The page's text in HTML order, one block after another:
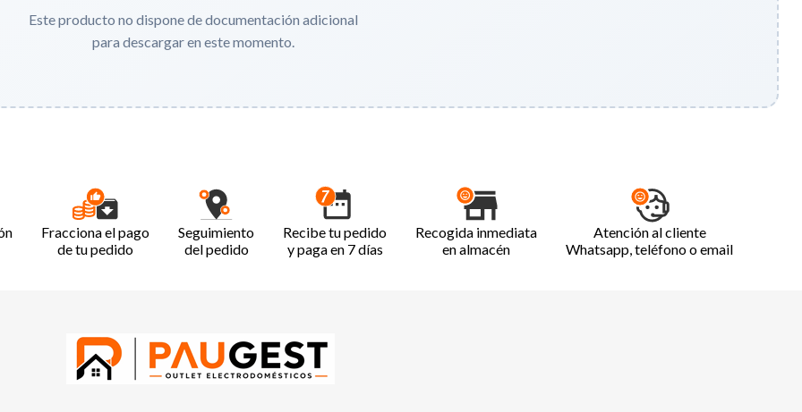
Este producto no dispone de documentación adicional
para descargar en este momento.
Fracciona el pago
de tu pedido
Seguimiento
del pedido
Recibe tu pedido
y paga en 7 días
Recogida inmediata
en almacén
Atención al cliente
Whatsapp, teléfono o email